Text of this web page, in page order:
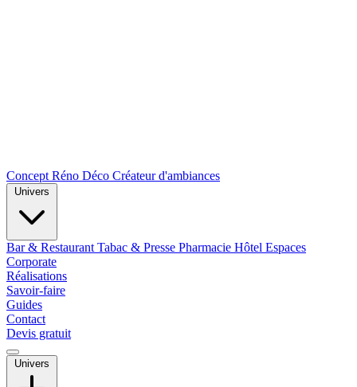
Concept Réno Déco Créateur d'ambiances
Bar & Restaurant Tabac & Presse Pharmacie Hôtel Espaces
Corporate
Réalisations
Savoir-faire
Guides
Contact
Devis gratuit
Univers